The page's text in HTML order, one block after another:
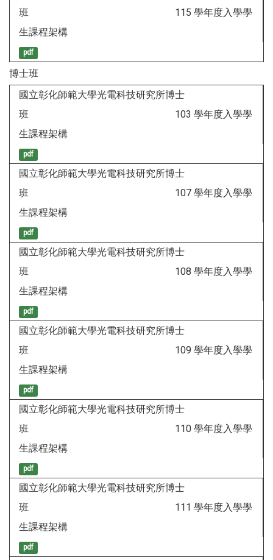
班 115 學年度入學學
生課程架構
pdf
博士班
國立彰化師範大學光電科技研究所博士
班 103 學年度入學學
生課程架構
pdf
國立彰化師範大學光電科技研究所博士
班 107 學年度入學學
生課程架構
pdf
國立彰化師範大學光電科技研究所博士
班 108 學年度入學學
生課程架構
pdf
國立彰化師範大學光電科技研究所博士
班 109 學年度入學學
生課程架構
pdf
國立彰化師範大學光電科技研究所博士
班 110 學年度入學學
生課程架構
pdf
國立彰化師範大學光電科技研究所博士
班 111 學年度入學學
生課程架構
pdf